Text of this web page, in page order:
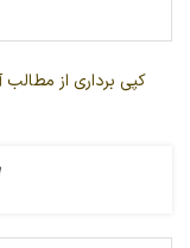
کپی برداری از مطالب